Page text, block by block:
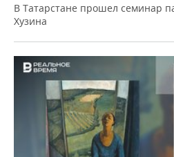
В Татарстане прошел семинар
Хузина